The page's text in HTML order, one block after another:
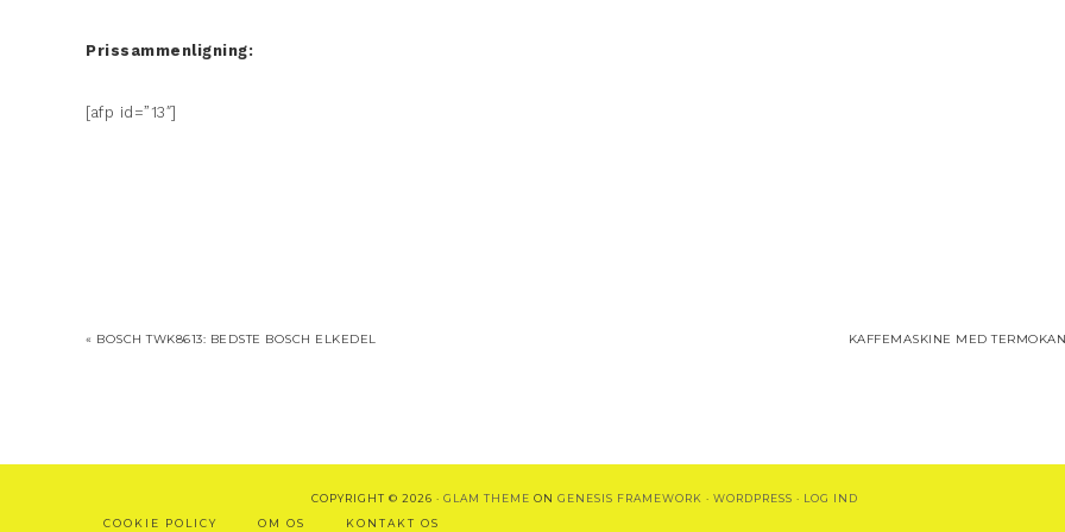
Prissammenligning:
[afp id=”13″]
« BOSCH TWK8613: BEDSTE BOSCH ELKEDEL KAFFEMASKINE MED
COPYRIGHT © 2026 · GLAM THEME ON GENESIS FRAMEWORK · WORDPRESS · LOG IND
COOKIE POLICY
OM OS KONTAKT OS